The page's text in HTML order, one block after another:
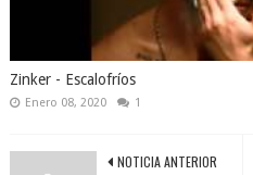
Zinker - Escalofríos
Enero 08, 2020 1
NOTICIA ANTERIOR